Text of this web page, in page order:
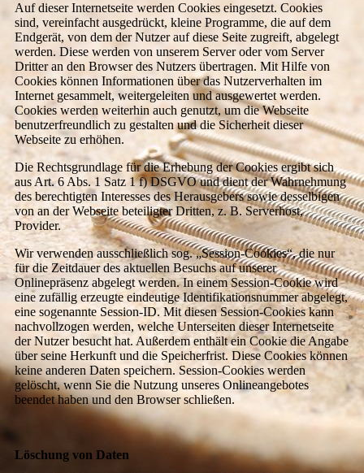
Auf dieser Internetseite werden Cookies eingesetzt. Cookies
sind, vereinfacht ausgedrückt, kleine Programme, die auf dem
Endgerät, von dem der Nutzer auf diese Seite zugreift, abgelegt
werden. Diese werden von unserem Server oder vom Server
Dritter an den Browser des Nutzers übertragen. Mit Hilfe von
Cookies können Informationen über das Nutzerverhalten im
Internet gesammelt, weitergeleiten und ausgewertet werden.
Cookies werden weiterhin auch genutzt, um die Webseite
benutzerfreundlich zu gestalten und die Sicherheit dieser
Webseite zu erhöhen.
Die Rechtsgrundlage für die Erhebung der Cookies ergibt sich
aus Art. 6 Abs. 1 Satz 1 f) DSGVO und dient der Wahrnehmung
des berechtigten Interesses des Herausgebers sowie desselbigen
von an der Webseite beteiligter Dritten, z. B. Serverhost,
Provider.
Wir verwenden ausschließlich sog. „Session-Cookies“, die nur
für die Zeitdauer des aktuellen Besuchs auf unserer
Onlinepräsenz abgelegt werden. In einem Session-Cookie wird
eine zufällig erzeugte eindeutige Identifikationsnummer abgelegt,
eine sogenannte Session-ID. Mit diesen Session-Cookies kann
nachvollzogen werden, welche Unterseiten dieser Internetseite
der Nutzer besucht hat. Außerdem enthält ein Cookie die Angabe
über seine Herkunft und die Speicherfrist. Diese Cookies können
keine anderen Daten speichern. Session-Cookies werden
gelöscht, wenn Sie die Nutzung unseres Onlineangebotes
beendet haben und den Browser schließen.
Löschung von Daten